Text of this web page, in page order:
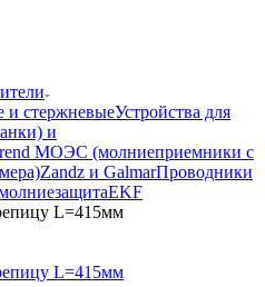
и стержневыеУстройства для
и
МОЭС (молниеприемники с
Zandz и GalmarПроводники
EKF
L=415мм